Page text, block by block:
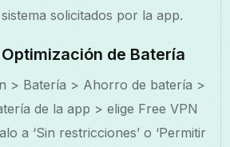
solicitados por la app.
de Batería
> Batería > Ahorro de batería >
de la app > elige Free VPN
a ‘Sin restricciones’ o ‘Permitir